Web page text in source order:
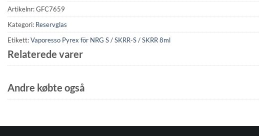
Artikelnr:GFC7659
Kategori: Reservglas
Etikett:Vaporesso Pyrex för NRG S / SKRR-S / SKRR 8ml
Relaterede varer
Andre købte også